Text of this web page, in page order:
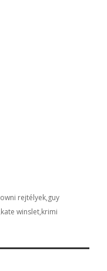
rejtélyek guy
kate winslet krimi